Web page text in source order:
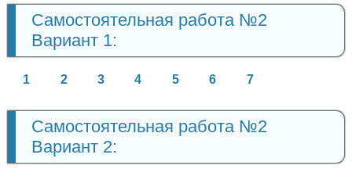
Самостоятельная работа №2
Вариант 1:
1 2 3 4 5 6 7
Самостоятельная работа №2
Вариант 2: